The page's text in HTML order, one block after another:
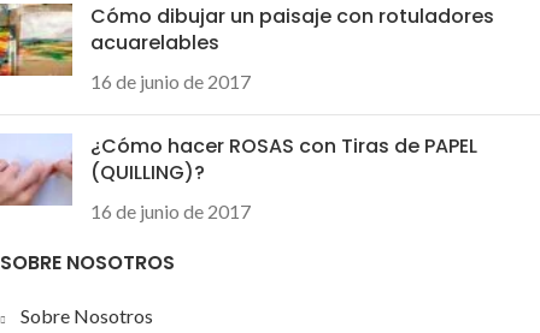
Cómo dibujar un paisaje con rotuladores
acuarelables
16 de junio de 2017
¿Cómo hacer ROSAS con Tiras de PAPEL
(QUILLING)?
16 de junio de 2017
SOBRE NOSOTROS
Sobre Nosotros